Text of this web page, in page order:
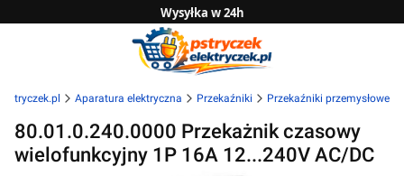
Wysyłka w 24h
Zwrot do 14 dni
Sprawdź naszą ofertę B2B
Aparatura elektryczna Przekaźniki Przekaźniki przemysłowe
80.01.0.240.0000 Przekażnik czasowy
wielofunkcyjny 1P 16A 12...240V AC/DC